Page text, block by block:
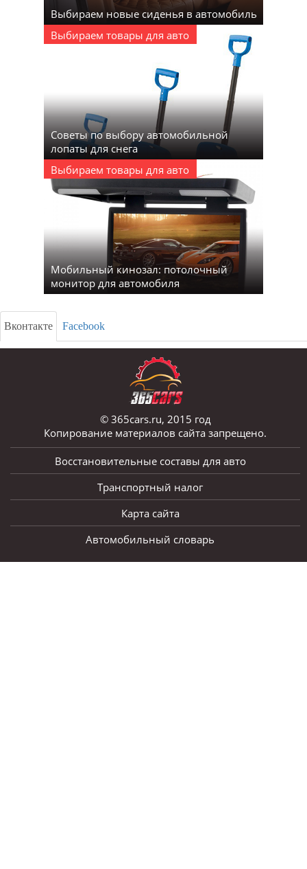
Выбираем новые сиденья в автомобиль
Выбираем товары для авто
Советы по выбору автомобильной
лопаты для снега
Выбираем товары для авто
Мобильный кинозал: потолочный
монитор для автомобиля
Вконтакте Facebook
© 365cars.ru, 2015 год
Копирование материалов сайта запрещено.
Восстановительные составы для авто
Транспортный налог
Карта сайта
Автомобильный словарь